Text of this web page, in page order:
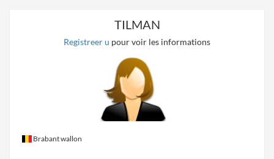
TILMAN
Registreer u pour voir les informations
Brabant wallon